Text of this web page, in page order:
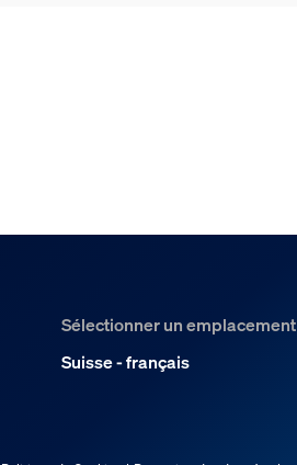
Sélectionner un emplacement
Suisse - français